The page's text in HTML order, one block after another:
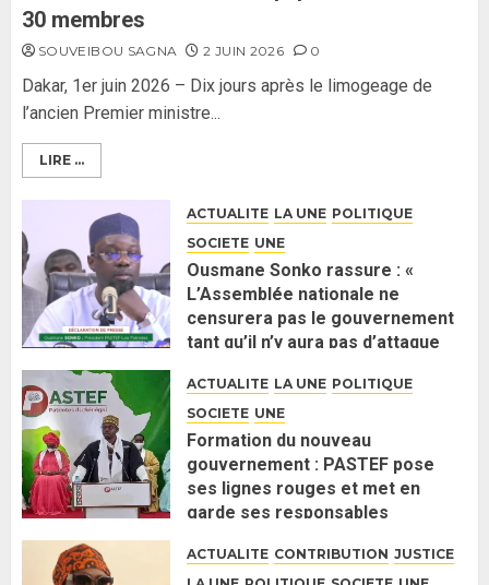
30 membres
SOUVEIBOU SAGNA 2 JUIN 2026 0
Dakar, 1er juin 2026 – Dix jours après le limogeage de
l’ancien Premier ministre...
LIRE ...
ACTUALITE LA UNE POLITIQUE
SOCIETE UNE
Ousmane Sonko rassure : «
L’Assemblée nationale ne
censurera pas le gouvernement
tant qu’il n’y aura pas d’attaque
2 JUIN 2026 0
ACTUALITE LA UNE POLITIQUE
SOCIETE UNE
Formation du nouveau
gouvernement : PASTEF pose
ses lignes rouges et met en
garde ses responsables
ACTUALITE CONTRIBUTION JUSTICE